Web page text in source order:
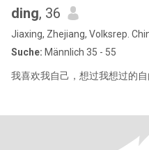
ding, 36
Jiaxing, Zhejiang, Volksrep.
Suche: Männlich 35 - 55
我喜欢我自己，想过我想过的